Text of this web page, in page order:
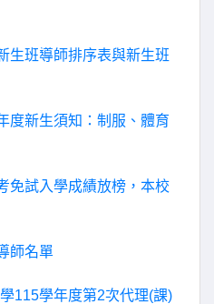
生班導師排序表與新生班
度新生須知：制服、體育
免試入學成績放榜，本校
師名單
115學年度第2次代理(課)